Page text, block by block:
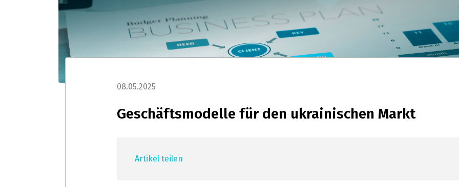
08.05.2025
Geschäftsmodelle für den ukrainischen Markt
Artikel teilen